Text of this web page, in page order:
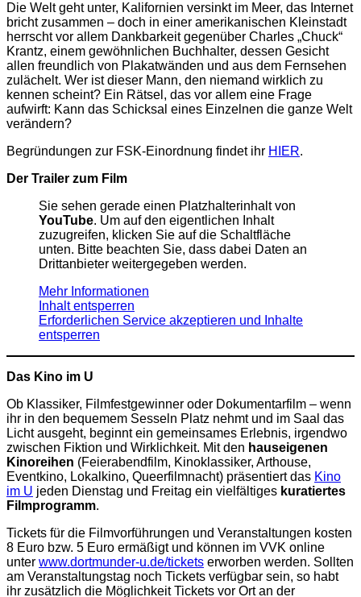
Die Welt geht unter, Kalifornien versinkt im Meer, das Internet
bricht zusammen – doch in einer amerikanischen Kleinstadt
herrscht vor allem Dankbarkeit gegenüber Charles „Chuck“
Krantz, einem gewöhnlichen Buchhalter, dessen Gesicht
allen freundlich von Plakatwänden und aus dem Fernsehen
zulächelt. Wer ist dieser Mann, den niemand wirklich zu
kennen scheint? Ein Rätsel, das vor allem eine Frage
aufwirft: Kann das Schicksal eines Einzelnen die ganze Welt
verändern?
Begründungen zur FSK-Einordnung findet ihr HIER.
Der Trailer zum Film
Sie sehen gerade einen Platzhalterinhalt von
YouTube. Um auf den eigentlichen Inhalt
zuzugreifen, klicken Sie auf die Schaltfläche
unten. Bitte beachten Sie, dass dabei Daten an
Drittanbieter weitergegeben werden.
Mehr Informationen
Inhalt entsperren
Erforderlichen Service akzeptieren und Inhalte
entsperren
Das Kino im U
Ob Klassiker, Filmfestgewinner oder Dokumentarfilm – wenn
ihr in den bequemem Sesseln Platz nehmt und im Saal das
Licht ausgeht, beginnt ein gemeinsames Erlebnis, irgendwo
zwischen Fiktion und Wirklichkeit. Mit den hauseigenen
Kinoreihen (Feierabendfilm, Kinoklassiker, Arthouse,
Eventkino, Lokalkino, Queerfilmnacht) präsentiert das Kino
im U jeden Dienstag und Freitag ein vielfältiges kuratiertes
Filmprogramm.
Tickets für die Filmvorführungen und Veranstaltungen kosten
8 Euro bzw. 5 Euro ermäßigt und können im VVK online
unter www.dortmunder-u.de/tickets erworben werden. Sollten
am Veranstaltungstag noch Tickets verfügbar sein, so habt
ihr zusätzlich die Möglichkeit Tickets vor Ort an der